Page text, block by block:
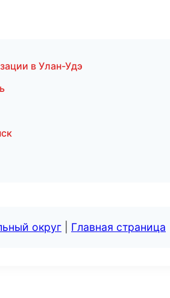
в Улан-Удэ
округ Главная страница